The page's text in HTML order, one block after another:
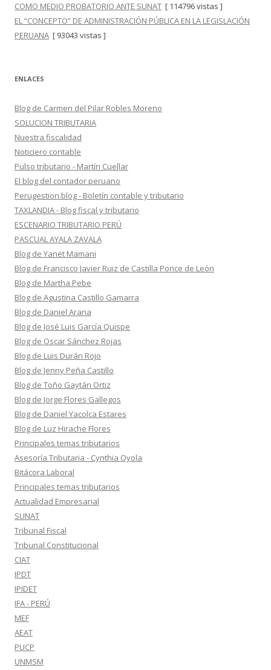
COMO MEDIO PROBATORIO ANTE SUNAT [ 114796 vistas ]
EL “CONCEPTO” DE ADMINISTRACIÓN PÚBLICA EN LA LEGISLACIÓN
PERUANA [ 93043 vistas ]
ENLACES
Blog de Carmen del Pilar Robles Moreno
SOLUCION TRIBUTARIA
Nuestra fiscalidad
Noticiero contable
Pulso tributario - Martín Cuellar
El blog del contador peruano
Perugestion.blog - Boletín contable y tributario
TAXLANDIA - Blog fiscal y tributario
ESCENARIO TRIBUTARIO PERÚ
PASCUAL AYALA ZAVALA
Blog de Yanet Mamani
Blog de Francisco Javier Ruiz de Castilla Ponce de León
Blog de Martha Pebe
Blog de Agustina Castillo Gamarra
Blog de Daniel Arana
Blog de José Luis García Quispe
Blog de Oscar Sánchez Rojas
Blog de Luis Durán Rojo
Blog de Jenny Peña Castillo
Blog de Toño Gaytán Ortiz
Blog de Jorge Flores Gallegos
Blog de Daniel Yacolca Estares
Blog de Luz Hirache Flores
Principales temas tributarios
Asesoría Tributaria - Cynthia Oyola
Bitácora Laboral
Principales temas tributarios
Actualidad Empresarial
SUNAT
Tribunal Fiscal
Tribunal Constitucional
CIAT
IPDT
IPIDET
IFA - PERÚ
MEF
AEAT
PUCP
UNMSM